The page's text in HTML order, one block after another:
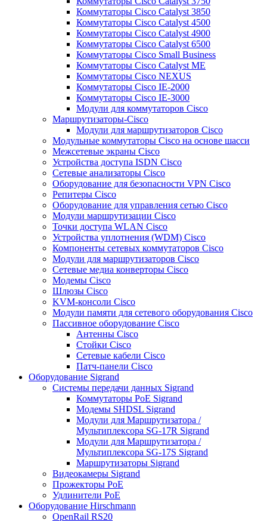
Коммутаторы Cisco Catalyst 3850
Коммутаторы Cisco Catalyst 4500
Коммутаторы Cisco Catalyst 4900
Коммутаторы Cisco Catalyst 6500
Коммутаторы Cisco Small Business
Коммутаторы Cisco Catalyst ME
Коммутаторы Cisco NEXUS
Коммутаторы Cisco IE-2000
Коммутаторы Cisco IE-3000
Модули для коммутаторов Cisco
Маршрутизаторы-Cisco
Модули для маршрутизаторов Cisco
Модульные коммутаторы Cisco на основе шасси
Межсетевые экраны Cisco
Устройства доступа ISDN Cisco
Сетевые анализаторы Cisco
Оборудование для безопасности VPN Cisco
Репитеры Cisco
Оборудование для управления сетью Cisco
Модули маршрутизации Cisco
Точки доступа WLAN Cisco
Устройства уплотнения (WDM) Cisco
Компоненты сетевых коммутаторов Cisco
Модули для маршрутизаторов Cisco
Сетевые медиа конверторы Cisco
Модемы Cisco
Шлюзы Cisco
KVM-консоли Cisco
Модули памяти для сетевого оборудования Cisco
Пассивное оборудование Cisco
Антенны Cisco
Стойки Cisco
Сетевые кабели Cisco
Патч-панели Cisco
Оборудование Sigrand
Системы передачи данных Sigrand
Коммутаторы PoE Sigrand
Модемы SHDSL Sigrand
Модули для Маршрутизатора /
Мультиплексора SG-17R Sigrand
Модули для Маршрутизатора /
Мультиплексора SG-17S Sigrand
Маршрутизаторы Sigrand
Видеокамеры Sigrand
Прожекторы PoE
Удлинители PoE
Оборудование Hirschmann
OpenRail RS20